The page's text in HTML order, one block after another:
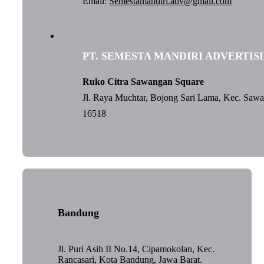
PT. SEMESTA MANDIRI
Ruko Citra Sawangan Square
Jl. Raya Muchtar, Bojong Sari Lama, Kec.
16518
Bandung
Jl. Puri Asih II No.14, Cipamokolan, Kec.
Rancasari, Kota Bandung, Jawa Barat.